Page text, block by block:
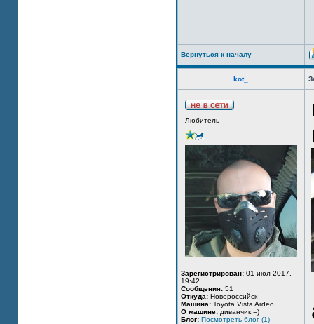
Вернуться к началу
kot_
Любитель
Зарегистрирован: 01 июл 2017,
19:42
Сообщения: 51
Откуда: Новороссийск
Машина: Toyota Vista Ardeo
О машине: диванчик =)
Блог: Посмотреть блог (1)